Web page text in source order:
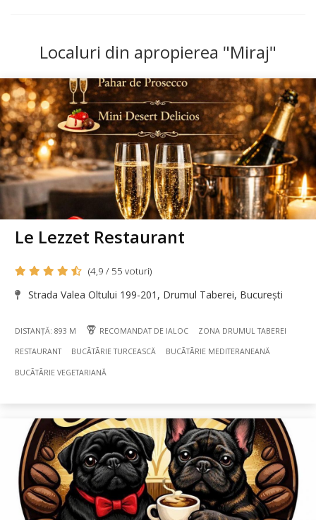
Localuri din apropierea "Miraj"
Le Lezzet Restaurant
(4,9 / 55 voturi)
Strada Valea Oltului 199-201, Drumul Taberei, București
DISTANȚĂ: 893 M RECOMANDAT DE IALOC ZONA DRUMUL TABEREI
RESTAURANT BUCÃTÃRIE TURCEASCĂ BUCÃTÃRIE MEDITERANEANĂ
BUCÃTÃRIE VEGETARIANĂ